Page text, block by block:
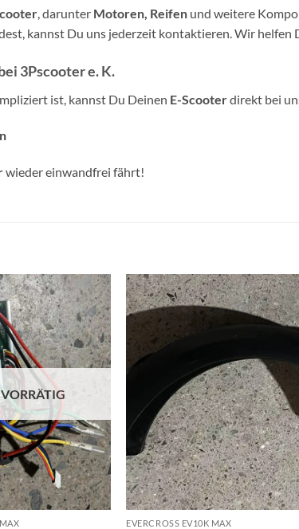
, darunter Motoren, Reifen und weitere
kannst Du uns jederzeit kontaktieren. Wir helfen
3Pscooter e. K.
ist, kannst Du Deinen E-Scooterdirekt bei
wieder einwandfrei fährt!
Auf die
Wunschliste
Auf die
EVERCROSS EV10K MAX